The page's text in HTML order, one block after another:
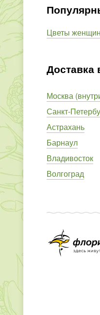
Цветы
Доставка
Москва
Санкт-
Астрахань
Барнаул
Владивосток
Волгоград